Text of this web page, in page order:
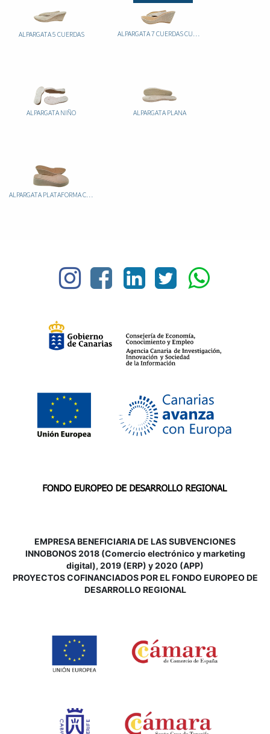
ALPARGATA 5 CUERDAS
ALPARGATA NIÑO ALPARGATA PLANA
EMPRESA BENEFICIARIA DE LAS SUBVENCIONES
INNOBONOS 2018 (Comercio electrónico y marketing
digital), 2019 (ERP) y 2020 (APP)
PROYECTOS COFINANCIADOS POR EL FONDO EUROPEO DE
DESARROLLO REGIONAL